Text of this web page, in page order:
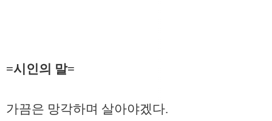
=시인의 말=
가끔은 망각하며 살아야겠다.